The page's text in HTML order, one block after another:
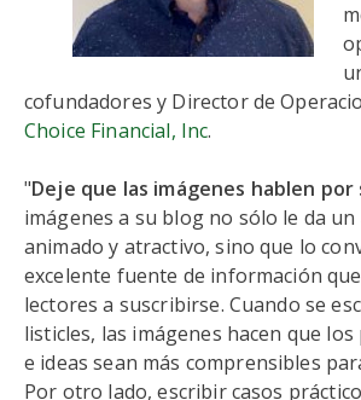
cofundadores y Director de
Choice Financial, Inc.
"Deje que las imágenes hablen por
imágenes a su blog no sólo le da un
animado y atractivo, sino que lo
excelente fuente de información
lectores a suscribirse. Cuando se
listicles, las imágenes hacen que
e ideas sean más comprensibles
Por otro lado, escribir casos